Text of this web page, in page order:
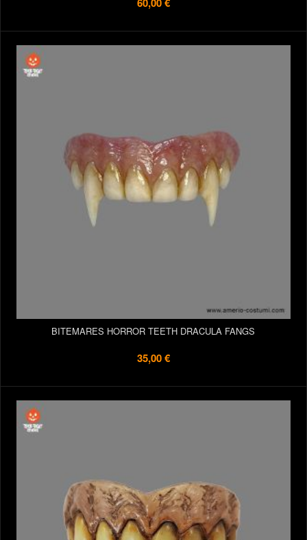
BITEMARES HORROR TEETH DRACULA FANGS
35,00 €